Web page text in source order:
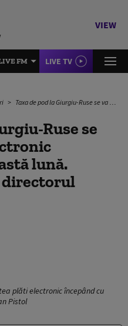
VIEW
FM LIVE TV
Taxa de pod la Giurgiu-Ruse se va putea plăti electronic începând din această lună. Anunțul făcut de directorul CNAIR
Ruse se
lună.
plăti electronic începând cu
Pistol